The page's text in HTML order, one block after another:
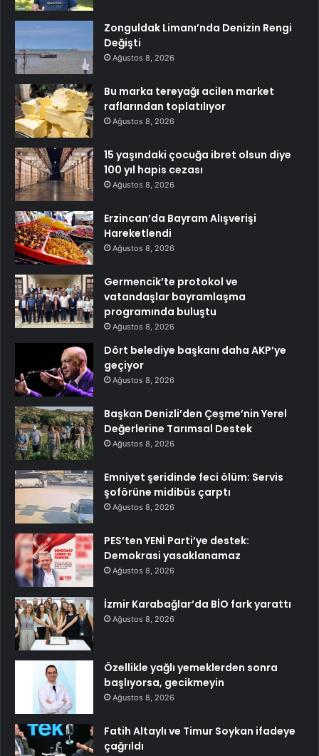
Zonguldak Limanı’nda Denizin Rengi
Değişti
Ağustos 8, 2026
Bu marka tereyağı acilen market
raflarından toplatılıyor
Ağustos 8, 2026
15 yaşındaki çocuğa ibret olsun diye
100 yıl hapis cezası
Ağustos 8, 2026
Erzincan’da Bayram Alışverişi
Hareketlendi
Ağustos 8, 2026
Germencik’te protokol ve
vatandaşlar bayramlaşma
programında buluştu
Ağustos 8, 2026
Dört belediye başkanı daha AKP’ye
geçiyor
Ağustos 8, 2026
Başkan Denizli’den Çeşme’nin Yerel
Değerlerine Tarımsal Destek
Ağustos 8, 2026
Emniyet şeridinde feci ölüm: Servis
şoförüne midibüs çarptı
Ağustos 8, 2026
PES’ten YENİ Parti’ye destek:
Demokrasi yasaklanamaz
Ağustos 8, 2026
İzmir Karabağlar’da BİO fark yarattı
Ağustos 8, 2026
Özellikle yağlı yemeklerden sonra
başlıyorsa, gecikmeyin
Ağustos 8, 2026
Fatih Altaylı ve Timur Soykan ifadeye
çağrıldı